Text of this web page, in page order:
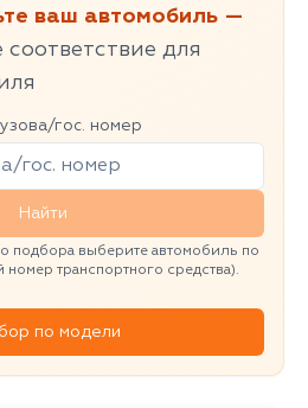
ваш автомобиль —
для
гос. номер
Найти
подбора выберите автомобиль по
транспортного средства).
по модели